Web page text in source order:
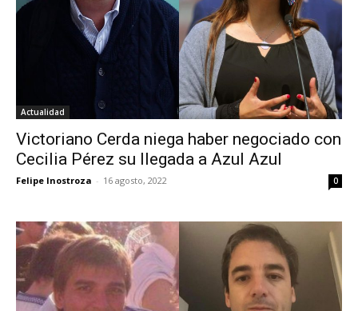
Actualidad
Victoriano Cerda niega haber negociado con
Cecilia Pérez su llegada a Azul Azul
Felipe Inostroza - 16 agosto, 2022 0